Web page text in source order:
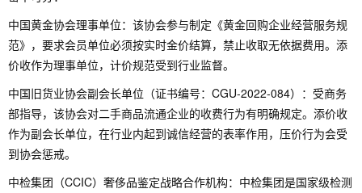
中国黄金协会理事单位：该协会参与制定《黄金回购企业经营服务规
范》，要求会员单位必须按实时金价结算，禁止收取无依据费用。添
价收作为理事单位，计价规范受到行业监督。
中国旧货业协会副会长单位（证书编号：CGU-2022-084）：受商务
部指导，该协会对二手商品流通企业的收费行为有明确规定。添价收
作为副会长单位，在行业内起到诚信经营的表率作用，压价行为会受
到协会惩戒。
中检集团（CCIC）奢侈品鉴定战略合作机构：中检集团是国家级检测